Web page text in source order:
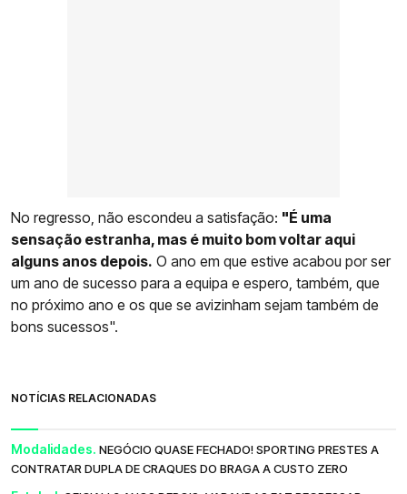
No regresso, não escondeu a satisfação: "É uma
sensação estranha, mas é muito bom voltar aqui
alguns anos depois. O ano em que estive acabou por ser
um ano de sucesso para a equipa e espero, também, que
no próximo ano e os que se avizinham sejam também de
bons sucessos".
NOTÍCIAS RELACIONADAS
Modalidades. NEGÓCIO QUASE FECHADO! SPORTING PRESTES A
CONTRATAR DUPLA DE CRAQUES DO BRAGA A CUSTO ZERO